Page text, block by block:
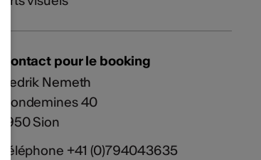
Contact pour le booking
Sedrik Nemeth
Condemines 40
1950 Sion
Téléphone +41 (0)794043635